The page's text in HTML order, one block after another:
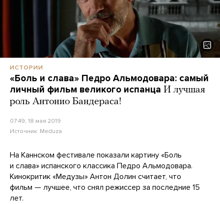
ИСТОРИИ
«Боль и слава» Педро Альмодовара: самый
личный фильм великого испанца И лучшая
роль Антонио Бандераса!
07:49, 18 мая 2019
Источник: Meduza
На Каннском фестивале показали картину «Боль
и слава» испанского классика Педро Альмодовара.
Кинокритик «Медузы» Антон Долин считает, что
фильм — лучшее, что снял режиссер за последние 15
лет.